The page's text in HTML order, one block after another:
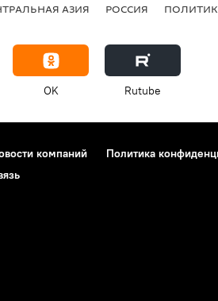
АЗИЯ РОССИЯ
OK Rutube
компаний Политика